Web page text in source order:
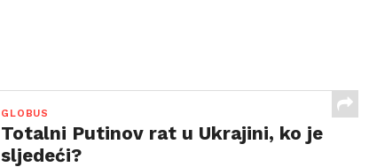
GLOBUS
Totalni Putinov rat u Ukrajini, ko je
sljedeći?